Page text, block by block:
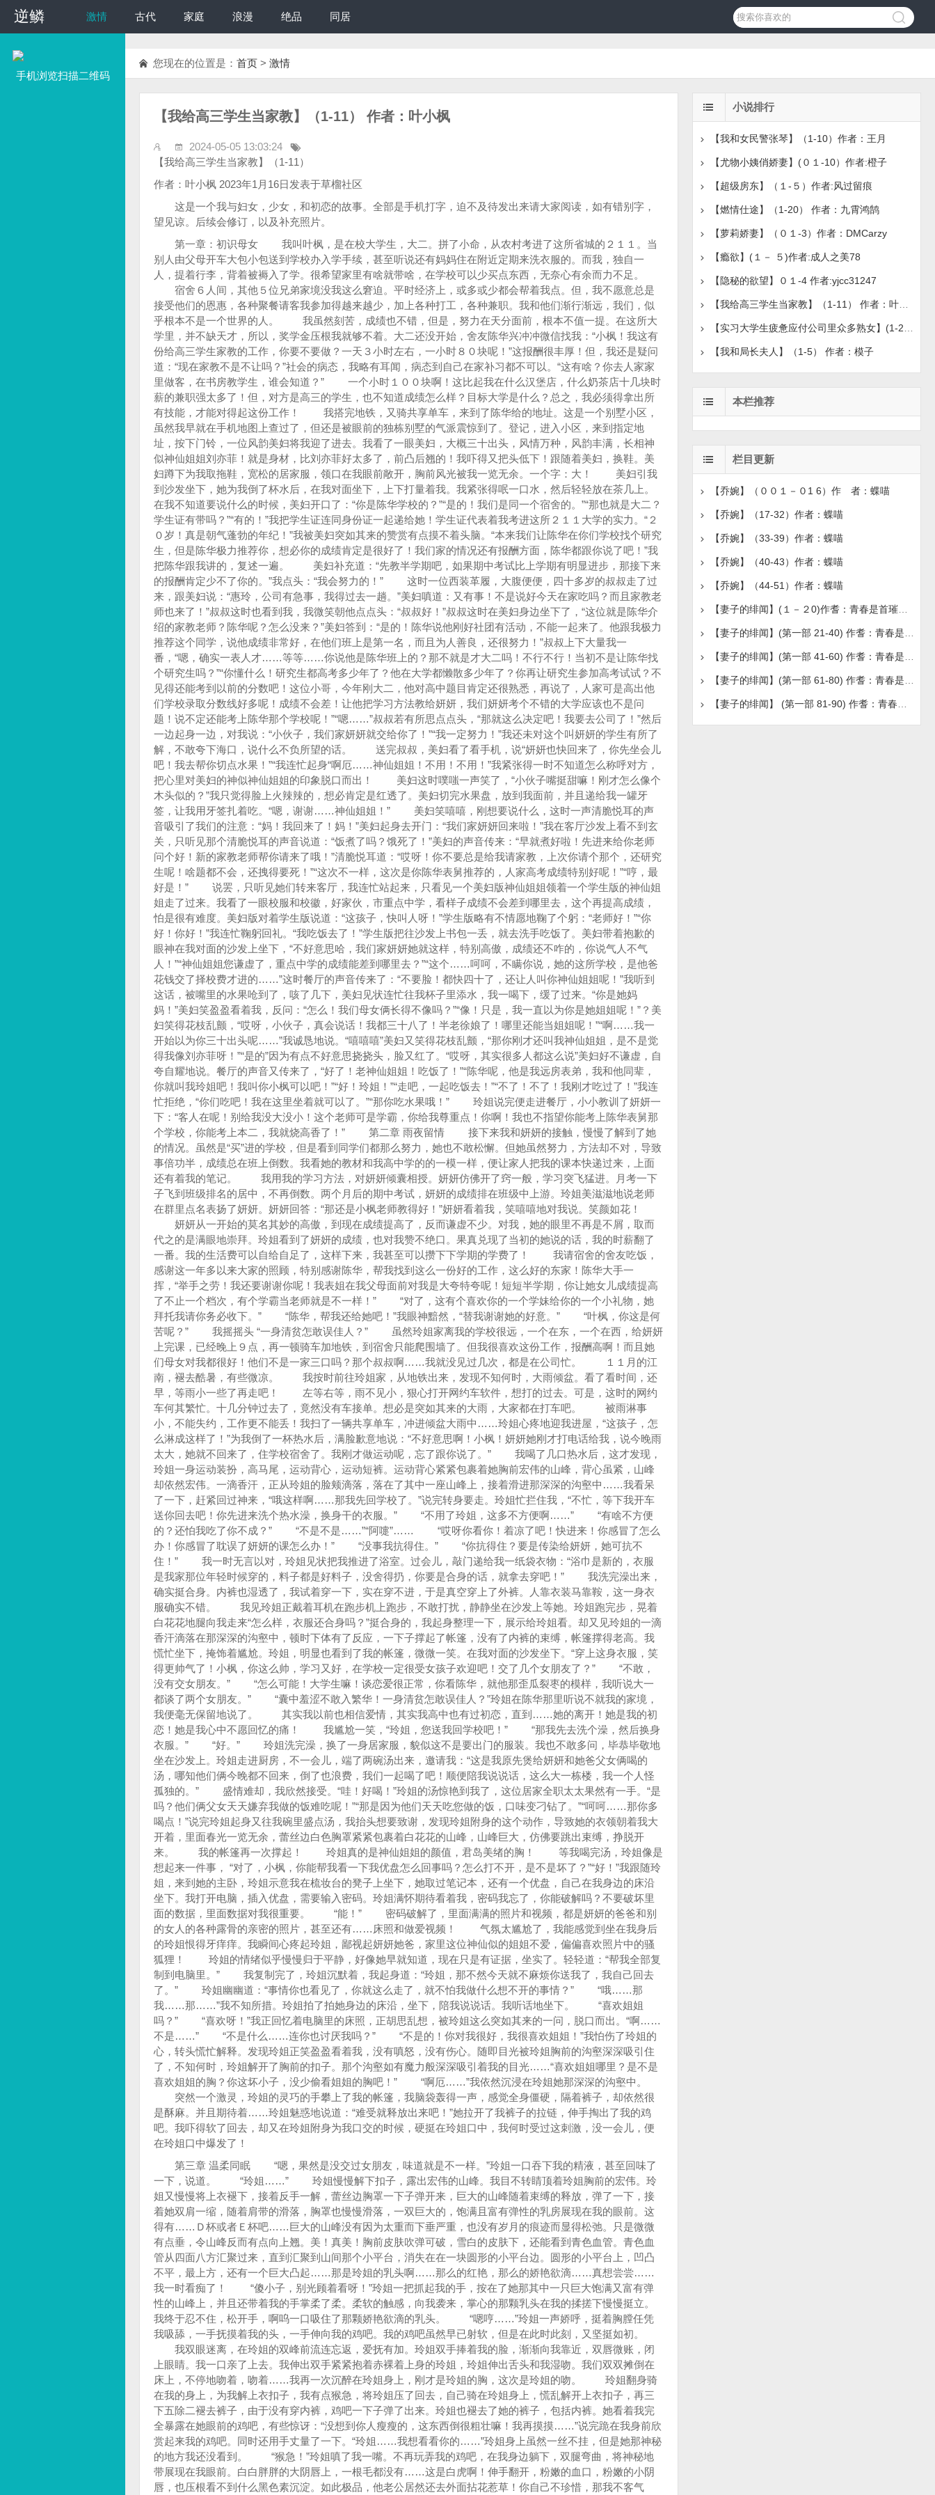
逆鳞
逆鳞 激情 古代 家庭 浪漫 绝品 同居
手机浏览扫描二维码
您现在的位置是： 首页 > 激情
【我给高三学生当家教】（1-11） 作者：叶小枫
2024-05-05 13:03:24
【我给高三学生当家教】（1-11）
作者：叶小枫 2023年1月16日发表于草榴社区
这是一个我与妇女，少女，和初恋的故事。全部是手机打字，迫不及待发出来请大家阅读，如有错别字，
望见谅。后续会修订，以及补充照片。
第一章：初识母女 我叫叶枫，是在校大学生，大二。拼了小命，从农村考进了这所省城的２１１。当
别人由父母开车大包小包送到学校办入学手续，甚至听说还有妈妈住在附近定期来洗衣服的。而我，独自一
人，提着行李，背着被褥入了学。很希望家里有啥就带啥，在学校可以少买点东西，无奈心有余而力不足。
宿舍６人间，其他５位兄弟家境没我这么窘迫。平时经济上，或多或少都会帮着我点。但，我不愿意总是
接受他们的恩惠，各种聚餐请客我参加得越来越少，加上各种打工，各种兼职。我和他们渐行渐远，我们，似
乎根本不是一个世界的人。 我虽然刻苦，成绩也不错，但是，努力在天分面前，根本不值一提。在这所大
学里，并不缺天才，所以，奖学金压根我就够不着。大二还没开始，舍友陈华兴冲冲微信找我：“小枫！我这有
份给高三学生家教的工作，你要不要做？一天３小时左右，一小时８０块呢！”这报酬很丰厚！但，我还是疑问
道：“现在家教不是不让吗？”社会的病态，我略有耳闻，病态到自己在家补习都不可以。“这有啥？你去人家家
里做客，在书房教学生，谁会知道？” 一个小时１００块啊！这比起我在什么汉堡店，什么奶茶店十几块时
薪的兼职强太多了！但，对方是高三的学生，也不知道成绩怎么样？目标大学是什么？总之，我必须得拿出所
有技能，才能对得起这份工作！ 我搭完地铁，又骑共享单车，来到了陈华给的地址。这是一个别墅小区，
虽然我早就在手机地图上查过了，但还是被眼前的独栋别墅的气派震惊到了。登记，进入小区，来到指定地
址，按下门铃，一位风韵美妇将我迎了进去。我看了一眼美妇，大概三十出头，风情万种，风韵丰满，长相神
似神仙姐姐刘亦菲！就是身材，比刘亦菲好太多了，前凸后翘的！我吓得又把头低下！跟随着美妇，换鞋。美
妇蹲下为我取拖鞋，宽松的居家服，领口在我眼前敞开，胸前风光被我一览无余。一个字：大！ 美妇引我
到沙发坐下，她为我倒了杯水后，在我对面坐下，上下打量着我。我紧张得呡一口水，然后轻轻放在茶几上。
在我不知道要说什么的时候，美妇开口了：“你是陈华学校的？”“是的！我们是同一个宿舍的。”“那也就是大二？
学生证有带吗？”“有的！”我把学生证连同身份证一起递给她！学生证代表着我考进这所２１１大学的实力。“２
０岁！真是朝气蓬勃的年纪！”我被美妇突如其来的赞赏有点摸不着头脑。“本来我们让陈华在你们学校找个研究
生，但是陈华极力推荐你，想必你的成绩肯定是很好了！我们家的情况还有报酬方面，陈华都跟你说了吧！”我
把陈华跟我讲的，复述一遍。 美妇补充道：“先教半学期吧，如果期中考试比上学期有明显进步，那接下来
的报酬肯定少不了你的。”我点头：“我会努力的！” 这时一位西装革履，大腹便便，四十多岁的叔叔走了过
来，跟美妇说：“惠玲，公司有急事，我得过去一趟。”美妇嗔道：又有事！不是说好今天在家吃吗？而且家教老
师也来了！”叔叔这时也看到我，我微笑朝他点点头：“叔叔好！”叔叔这时在美妇身边坐下了，“这位就是陈华介
绍的家教老师？陈华呢？怎么没来？”美妇答到：“是的！陈华说他刚好社团有活动，不能一起来了。他跟我极力
推荐这个同学，说他成绩非常好，在他们班上是第一名，而且为人善良，还很努力！”叔叔上下大量我一
番，“嗯，确实一表人才……等等……你说他是陈华班上的？那不就是才大二吗！不行不行！当初不是让陈华找
个研究生吗？”“你懂什么！研究生都高考多少年了？他在大学都懒散多少年了？你再让研究生参加高考试试？不
见得还能考到以前的分数吧！这位小哥，今年刚大二，他对高中题目肯定还很熟悉，再说了，人家可是高出他
们学校录取分数线好多呢！成绩不会差！让他把学习方法教给妍妍，我们妍妍考个不错的大学应该也不是问
题！说不定还能考上陈华那个学校呢！”“嗯……”叔叔若有所思点点头，“那就这么决定吧！我要去公司了！”然后
一边起身一边，对我说：“小伙子，我们家妍妍就交给你了！”“我一定努力！”我还未对这个叫妍妍的学生有所了
解，不敢夸下海口，说什么不负所望的话。 送完叔叔，美妇看了看手机，说“妍妍也快回来了，你先坐会儿
吧！我去帮你切点水果！”“我连忙起身“啊厄……神仙姐姐！不用！不用！”我紧张得一时不知道怎么称呼对方，
把心里对美妇的神似神仙姐姐的印象脱口而出！ 美妇这时噗嗤一声笑了，“小伙子嘴挺甜嘛！刚才怎么像个
木头似的？”我只觉得脸上火辣辣的，想必肯定是红透了。美妇切完水果盘，放到我面前，并且递给我一罐牙
签，让我用牙签扎着吃。“嗯，谢谢……神仙姐姐！” 美妇笑嘻嘻，刚想要说什么，这时一声清脆悦耳的声
音吸引了我们的注意：“妈！我回来了！妈！”美妇起身去开门：“我们家妍妍回来啦！”我在客厅沙发上看不到玄
关，只听见那个清脆悦耳的声音说道：“饭煮了吗？饿死了！”美妇的声音传来：“早就煮好啦！先进来给你老师
问个好！新的家教老师帮你请来了哦！”清脆悦耳道：“哎呀！你不要总是给我请家教，上次你请个那个，还研究
生呢！啥题都不会，还拽得要死！”“这次不一样，这次是你陈华表舅推荐的，人家高考成绩特别好呢！”“哼，最
好是！” 说罢，只听见她们转来客厅，我连忙站起来，只看见一个美妇版神仙姐姐领着一个学生版的神仙姐
姐走了过来。我看了一眼校服和校徽，好家伙，市重点中学，看样子成绩不会差到哪里去，这个再提高成绩，
怕是很有难度。美妇版对着学生版说道：“这孩子，快叫人呀！”学生版略有不情愿地鞠了个躬：“老师好！”“你
好！你好！”我连忙鞠躬回礼。“我吃饭去了！”学生版把往沙发上书包一丢，就去洗手吃饭了。美妇带着抱歉的
眼神在我对面的沙发上坐下，“不好意思哈，我们家妍妍她就这样，特别高傲，成绩还不咋的，你说气人不气
人！”“神仙姐姐您谦虚了，重点中学的成绩能差到哪里去？”“这个……呵呵，不瞒你说，她的这所学校，是他爸
花钱交了择校费才进的……”这时餐厅的声音传来了：“不要脸！都快四十了，还让人叫你神仙姐姐呢！”我听到
这话，被嘴里的水果呛到了，咳了几下，美妇见状连忙往我杯子里添水，我一喝下，缓了过来。“你是她妈
妈！”美妇笑盈盈看着我，反问：“怎么！我们母女俩长得不像吗？”“像！只是，我一直以为你是她姐姐呢！”？美
妇笑得花枝乱颤，“哎呀，小伙子，真会说话！我都三十八了！半老徐娘了！哪里还能当姐姐呢！”“啊……我一
开始以为你三十出头呢……”我诚恳地说。“嘻嘻嘻”美妇又笑得花枝乱颤，“那你刚才还叫我神仙姐姐，是不是觉
得我像刘亦菲呀！”“是的”因为有点不好意思挠挠头，脸又红了。“哎呀，其实很多人都这么说”美妇好不谦虚，自
夸自耀地说。餐厅的声音又传来了，“好了！老神仙姐姐！吃饭了！”“陈华呢，他是我远房表弟，我和他同辈，
你就叫我玲姐吧！我叫你小枫可以吧！”“好！玲姐！”“走吧，一起吃饭去！”“不了！不了！我刚才吃过了！”我连
忙拒绝，“你们吃吧！我在这里坐着就可以了。”“那你吃水果哦！” 玲姐说完便走进餐厅，小小教训了妍妍一
下：“客人在呢！别给我没大没小！这个老师可是学霸，你给我尊重点！你啊！我也不指望你能考上陈华表舅那
个学校，你能考上本二，我就烧高香了！” 第二章 雨夜留情 接下来我和妍妍的接触，慢慢了解到了她
的情况。虽然是“买”进的学校，但是看到同学们都那么努力，她也不敢松懈。但她虽然努力，方法却不对，导致
事倍功半，成绩总在班上倒数。我看她的教材和我高中学的的一模一样，便让家人把我的课本快递过来，上面
还有着我的笔记。 我用我的学习方法，对妍妍倾囊相授。妍妍仿佛开了窍一般，学习突飞猛进。月考一下
子飞到班级排名的居中，不再倒数。两个月后的期中考试，妍妍的成绩排在班级中上游。玲姐美滋滋地说老师
在群里点名表扬了妍妍。妍妍回答：“那还是小枫老师教得好！”妍妍看着我，笑嘻嘻地对我说。笑颜如花！
妍妍从一开始的莫名其妙的高傲，到现在成绩提高了，反而谦虚不少。对我，她的眼里不再是不屑，取而
代之的是满眼地崇拜。玲姐看到了妍妍的成绩，也对我赞不绝口。果真兑现了当初的她说的话，我的时薪翻了
一番。我的生活费可以自给自足了，这样下来，我甚至可以攒下下学期的学费了！ 我请宿舍的舍友吃饭，
感谢这一年多以来大家的照顾，特别感谢陈华，帮我找到这么一份好的工作，这么好的东家！陈华大手一
挥，“举手之劳！我还要谢谢你呢！我表姐在我父母面前对我是大夸特夸呢！短短半学期，你让她女儿成绩提高
了不止一个档次，有个学霸当老师就是不一样！” “对了，这有个喜欢你的一个学妹给你的一个小礼物，她
拜托我请你务必收下。” “陈华，帮我还给她吧！”我眼神黯然，“替我谢谢她的好意。” “叶枫，你这是何
苦呢？” 我摇摇头 “一身清贫怎敢误佳人？” 虽然玲姐家离我的学校很远，一个在东，一个在西，给妍妍
上完课，已经晚上９点，再一顿骑车加地铁，到宿舍只能爬围墙了。但我很喜欢这份工作，报酬高啊！而且她
们母女对我都很好！他们不是一家三口吗？那个叔叔啊……我就没见过几次，都是在公司忙。 １１月的江
南，褪去酷暑，有些微凉。 我按时前往玲姐家，从地铁出来，发现不知何时，大雨倾盆。看了看时间，还
早，等雨小一些了再走吧！ 左等右等，雨不见小，狠心打开网约车软件，想打的过去。可是，这时的网约
车何其繁忙。十几分钟过去了，竟然没有车接单。想必是突如其来的大雨，大家都在打车吧。 被雨淋事
小，不能失约，工作更不能丢！我扫了一辆共享单车，冲进倾盆大雨中……玲姐心疼地迎我进屋，“这孩子，怎
么淋成这样了！”为我倒了一杯热水后，满脸歉意地说：“不好意思啊！小枫！妍妍她刚才打电话给我，说今晚雨
太大，她就不回来了，住学校宿舍了。我刚才做运动呢，忘了跟你说了。” 我喝了几口热水后，这才发现，
玲姐一身运动装扮，高马尾，运动背心，运动短裤。运动背心紧紧包裹着她胸前宏伟的山峰，背心虽紧，山峰
却依然宏伟。一滴香汗，正从玲姐的脸颊滴落，落在了其中一座山峰上，接着滑进那深深的沟壑中……我看呆
了一下，赶紧回过神来，“哦这样啊……那我先回学校了。”说完转身要走。玲姐忙拦住我，“不忙，等下我开车
送你回去吧！你先进来洗个热水澡，换身干的衣服。” “不用了玲姐，这多不方便啊……” “有啥不方便
的？还怕我吃了你不成？” “不是不是……”“阿嚏”…… “哎呀你看你！着凉了吧！快进来！你感冒了怎么
办！你感冒了耽误了妍妍的课怎么办！” “没事我抗得住。” “你抗得住？要是传染给妍妍，她可抗不
住！” 我一时无言以对，玲姐见状把我推进了浴室。过会儿，敲门递给我一纸袋衣物：“浴巾是新的，衣服
是我家那位年轻时候穿的，料子都是好料子，没舍得扔，你要是合身的话，就拿去穿吧！” 我洗完澡出来，
确实挺合身。内裤也湿透了，我试着穿一下，实在穿不进，于是真空穿上了外裤。人靠衣装马靠鞍，这一身衣
服确实不错。 我见玲姐正戴着耳机在跑步机上跑步，不敢打扰，静静坐在沙发上等她。玲姐跑完步，晃着
白花花地腿向我走来“怎么样，衣服还合身吗？”挺合身的，我起身整理一下，展示给玲姐看。却又见玲姐的一滴
香汗滴落在那深深的沟壑中，顿时下体有了反应，一下子撑起了帐篷，没有了内裤的束缚，帐篷撑得老高。我
慌忙坐下，掩饰着尴尬。玲姐，明显也看到了我的帐篷，微微一笑。在我对面的沙发坐下。“穿上这身衣服，笑
得更帅气了！小枫，你这么帅，学习又好，在学校一定很受女孩子欢迎吧！交了几个女朋友了？” “不敢，
没有交女朋友。” “怎么可能！大学生嘛！谈恋爱很正常，你看陈华，就他那歪瓜裂枣的模样，我听说大一
都谈了两个女朋友。” “囊中羞涩不敢入繁华！一身清贫怎敢误佳人？”玲姐在陈华那里听说不就我的家境，
我便毫无保留地说了。 其实我以前也相信爱情，其实我高中也有过初恋，直到……她的离开！她是我的初
恋！她是我心中不愿回忆的痛！ 我尴尬一笑，“玲姐，您送我回学校吧！” “那我先去洗个澡，然后换身
衣服。” “好。” 玲姐洗完澡，换了一身居家服，貌似这不是要出门的服装。我也不敢多问，毕恭毕敬地
坐在沙发上。玲姐走进厨房，不一会儿，端了两碗汤出来，邀请我：“这是我原先煲给妍妍和她爸父女俩喝的
汤，哪知他们俩今晚都不回来，倒了也浪费，我们一起喝了吧！顺便陪我说说话，这么大一栋楼，我一个人怪
孤独的。” 盛情难却，我欣然接受。“哇！好喝！”玲姐的汤惊艳到我了，这位居家全职太太果然有一手。“是
吗？他们俩父女天天嫌弃我做的饭难吃呢！”“那是因为他们天天吃您做的饭，口味变刁钻了。”“呵呵……那你多
喝点！”说完玲姐起身又往我碗里盛点汤，我抬头想要致谢，发现玲姐附身的这个动作，导致她的衣领朝着我大
开着，里面春光一览无余，蕾丝边白色胸罩紧紧包裹着白花花的山峰，山峰巨大，仿佛要跳出束缚，挣脱开
来。 我的帐篷再一次撑起！ 玲姐真的是神仙姐姐的颜值，君岛美绪的胸！ 等我喝完汤，玲姐像是
想起来一件事， “对了，小枫，你能帮我看一下我优盘怎么回事吗？怎么打不开，是不是坏了？”“好！”我跟随玲
姐，来到她的主卧，玲姐示意我在梳妆台的凳子上坐下，她取过笔记本，还有一个优盘，自己在我身边的床沿
坐下。我打开电脑，插入优盘，需要输入密码。玲姐满怀期待看着我，密码我忘了，你能破解吗？不要破坏里
面的数据，里面数据对我很重要。 “能！” 密码破解了，里面满满的照片和视频，都是妍妍的爸爸和别
的女人的各种露骨的亲密的照片，甚至还有……床照和做爱视频！ 气氛太尴尬了，我能感觉到坐在我身后
的玲姐恨得牙痒痒。我瞬间心疼起玲姐，鄙视起妍妍她爸，家里这位神仙似的姐姐不爱，偏偏喜欢照片中的骚
狐狸！ 玲姐的情绪似乎慢慢归于平静，好像她早就知道，现在只是有证据，坐实了。轻轻道：“帮我全部复
制到电脑里。” 我复制完了，玲姐沉默着，我起身道：“玲姐，那不然今天就不麻烦你送我了，我自己回去
了。” 玲姐幽幽道：“事情你也看见了，你就这么走了，就不怕我做什么想不开的事情？” “哦……那
我……那……”我不知所措。玲姐拍了拍她身边的床沿，坐下，陪我说说话。我听话地坐下。 “喜欢姐姐
吗？” “喜欢呀！”我正回忆着电脑里的床照，正胡思乱想，被玲姐这么突如其来的一问，脱口而出。“啊……
不是……” “不是什么……连你也讨厌我吗？” “不是的！你对我很好，我很喜欢姐姐！”我怕伤了玲姐的
心，转头慌忙解释。发现玲姐正笑盈盈看着我，没有嗔怒，没有伤心。随即目光被玲姐胸前的沟壑深深吸引住
了，不知何时，玲姐解开了胸前的扣子。那个沟壑如有魔力般深深吸引着我的目光……“喜欢姐姐哪里？是不是
喜欢姐姐的胸？你这坏小子，没少偷看姐姐的胸吧！” “啊厄……”我依然沉浸在玲姐她那深深的沟壑中。
突然一个激灵，玲姐的灵巧的手攀上了我的帐篷，我脑袋轰得一声，感觉全身僵硬，隔着裤子，却依然很
是酥麻。并且期待着……玲姐魅惑地说道：“难受就释放出来吧！”她拉开了我裤子的拉链，伸手掏出了我的鸡
吧。我吓得软了回去，却又在玲姐附身为我口交的时候，硬挺在玲姐口中，我何时受过这刺激，没一会儿，便
在玲姐口中爆发了！
第三章 温柔同眠 “嗯，果然是没交过女朋友，味道就是不一样。”玲姐一口吞下我的精液，甚至回味了
一下，说道。 “玲姐……” 玲姐慢慢解下扣子，露出宏伟的山峰。我目不转睛顶着玲姐胸前的宏伟。玲
姐又慢慢将上衣褪下，接着反手一解，蕾丝边胸罩一下子弹开来，巨大的山峰随着束缚的释放，弹了一下，接
着她双肩一缩，随着肩带的滑落，胸罩也慢慢滑落，一双巨大的，饱满且富有弹性的乳房展现在我的眼前。这
得有……Ｄ杯或者Ｅ杯吧……巨大的山峰没有因为太重而下垂严重，也没有岁月的痕迹而显得松弛。只是微微
有点垂，令山峰反而有点向上翘。美！真美！胸前皮肤吹弹可破，雪白的皮肤下，还能看到青色血管。青色血
管从四面八方汇聚过来，直到汇聚到山间那个小平台，消失在在一块圆形的小平台边。圆形的小平台上，凹凸
不平，最上方，还有一个巨大凸起……那是玲姐的乳头啊……那么的红艳，那么的娇艳欲滴……真想尝尝……
我一时看痴了！ “傻小子，别光顾着看呀！”玲姐一把抓起我的手，按在了她那其中一只巨大饱满又富有弹
性的山峰上，并且还带着我的手掌柔了柔。柔软的触感，向我袭来，掌心的那颗乳头在我的揉搓下慢慢挺立。
我终于忍不住，松开手，啊呜一口吸住了那颗娇艳欲滴的乳头。 “嗯哼……”玲姐一声娇呼，挺着胸膛任凭
我吸舔，一手抚摸着我的头，一手伸向我的鸡吧。我的鸡吧虽然早已射软，但是在此时此刻，又坚挺如初。
我双眼迷离，在玲姐的双峰前流连忘返，爱抚有加。玲姐双手捧着我的脸，渐渐向我靠近，双唇微账，闭
上眼睛。我一口亲了上去。我伸出双手紧紧抱着赤裸着上身的玲姐，玲姐伸出舌头和我湿吻。我们双双摊倒在
床上，不停地吻着，吻着……我再一次沉醉在玲姐身上，刚才是玲姐的胸，这次是玲姐的吻。 玲姐翻身骑
在我的身上，为我解上衣扣子，我有点猴急，将玲姐压了回去，自己骑在玲姐身上，慌乱解开上衣扣子，再三
下五除二褪去裤子，由于没有穿内裤，鸡吧一下子弹了出来。玲姐也褪去了她的裤子，包括内裤。她看着我完
全暴露在她眼前的鸡吧，有些惊讶：“没想到你人瘦瘦的，这东西倒很粗壮嘛！我再摸摸……”说完跪在我身前欣
赏起来我的鸡吧。同时还用手丈量了一下。“玲姐……我想看看你的……”玲姐身上虽然一丝不挂，但是她那神秘
的地方我还没看到。 “猴急！”玲姐嗔了我一嘴。不再玩弄我的鸡吧，在我身边躺下，双腿弯曲，将神秘地
带展现在我眼前。白白胖胖的大阴唇上，一根毛都没有……这是白虎啊！伸手翻开，粉嫩的血口，粉嫩的小阴
唇，也压根看不到什么黑色素沉淀。如此极品，他老公居然还去外面拈花惹草！你自己不珍惜，那我不客气
小说排行
【我和女民警张琴】（1-10）作者：王月
【尤物小姨俏娇妻】(０１-10）作者:橙子
【超级房东】（１-５）作者:风过留痕
【燃情仕途】（1-20） 作者：九霄鸿鹄
【萝莉娇妻】（０１-3）作者：DMCarzy
【瘾欲】(１－ ５)作者:成人之美78
【隐秘的欲望】０１-4 作者:yjcc31247
【我给高三学生当家教】（1-11） 作者：叶小枫
【我和局长夫人】（1-5） 作者：模子
本栏推荐
栏目更新
【乔婉】（００１－０1 6）作 者：蝶喵
【乔婉】（17-32）作者：蝶喵
【乔婉】（33-39）作者：蝶喵
【乔婉】（40-43）作者：蝶喵
【乔婉】（44-51）作者：蝶喵